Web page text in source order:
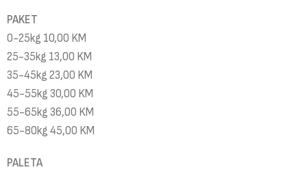
PAKET
0-25kg 10,00 KM
25-35kg 13,00 KM
35-45kg 23,00 KM
45-55kg 30,00 KM
55-65kg 36,00 KM
65-80kg 45,00 KM
PALETA